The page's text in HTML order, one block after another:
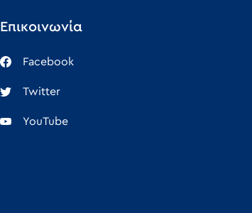
Επικοινωνία
Facebook
Twitter
YouTube